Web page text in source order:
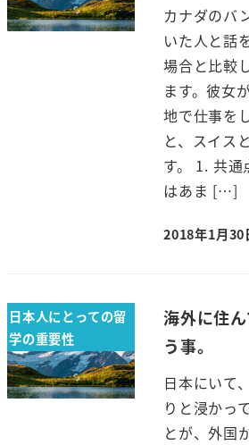
カナダのバ
いた人と話
場合と比較
ます。彼女
地で仕事を
と、スイス
す。 1. 共
はあま […]
2018年1月30
日本人にとっての留
学の重要性
海外に住
う事。
日本にいて
りと浸かっ
とが、外国